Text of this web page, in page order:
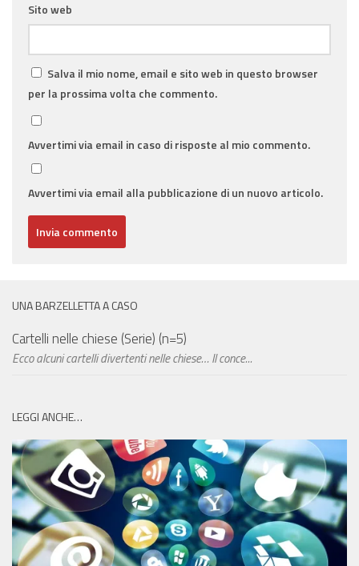
Sito web
Salva il mio nome, email e sito web in questo browser
per la prossima volta che commento.
Avvertimi via email in caso di risposte al mio commento.
Avvertimi via email alla pubblicazione di un nuovo articolo.
UNA BARZELLETTA A CASO
Cartelli nelle chiese (Serie) (n=5)
Ecco alcuni cartelli divertenti nelle chiese… Il conce...
LEGGI ANCHE…